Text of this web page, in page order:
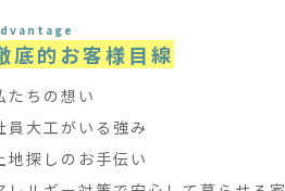
底的お客様目線
たちの想い
員大工がいる強み
地探しのお手伝い